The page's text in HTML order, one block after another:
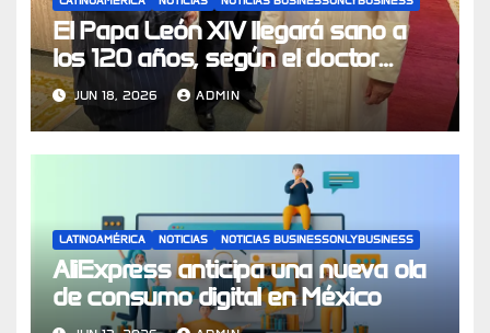
El Papa León XIV llegará sano a
los 120 años, según el doctor
Manuel de la Peña
JUN 18, 2026 ADMIN
LATINOAMÉRICA NOTICIAS NOTICIAS BUSINESSONLYBUSINESS
AliExpress anticipa una nueva ola
de consumo digital en México